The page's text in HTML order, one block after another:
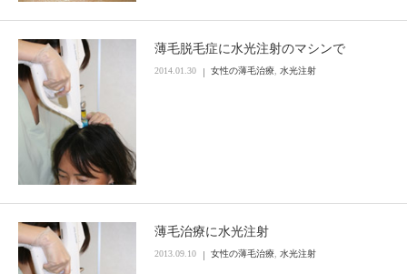
薄毛脱毛症に水光注射のマシンで
2014.01.30 女性の薄毛治療, 水光注射
薄毛治療に水光注射
2013.09.10 女性の薄毛治療, 水光注射